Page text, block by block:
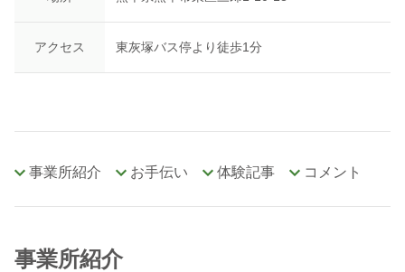
アクセス 東灰塚バス停より徒歩1分
事業所紹介 お手伝い 体験記事 コメント
事業所紹介